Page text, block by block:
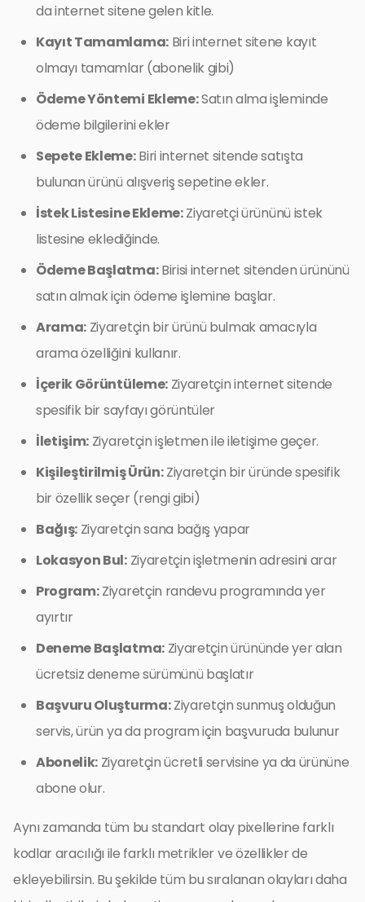
da internet sitene gelen kitle.
Kayıt Tamamlama:Biri internet sitene kayıt
olmayı tamamlar (abonelik gibi)
Ödeme Yöntemi Ekleme:Satın alma işleminde
ödeme bilgilerini ekler
Sepete Ekleme:Biri internet sitende satışta
bulunan ürünü alışveriş sepetine ekler.
İstek Listesine Ekleme:Ziyaretçi ürününü istek
listesine eklediğinde.
Ödeme Başlatma:Birisi internet sitenden ürününü
satın almak için ödeme işlemine başlar.
Arama: Ziyaretçin bir ürünü bulmak amacıyla
arama özelliğini kullanır.
İçerik Görüntüleme:Ziyaretçin internet sitende
spesifik bir sayfayı görüntüler
İletişim: Ziyaretçin işletmen ile iletişime geçer.
Kişileştirilmiş Ürün:Ziyaretçin bir üründe spesifik
bir özellik seçer (rengi gibi)
Bağış: Ziyaretçin sana bağış yapar
Lokasyon Bul:Ziyaretçin işletmenin adresini arar
Program:Ziyaretçin randevu programında yer
ayırtır
Deneme Başlatma:Ziyaretçin ürününde yer alan
ücretsiz deneme sürümünü başlatır
Başvuru Oluşturma:Ziyaretçin sunmuş olduğun
servis, ürün ya da program için başvuruda bulunur
Abonelik: Ziyaretçin ücretli servisine ya da ürününe
abone olur.
Aynı zamanda tüm bu standart olay pixellerine farklı
kodlar aracılığı ile farklı metrikler ve özellikler de
ekleyebilirsin. Bu şekilde tüm bu sıralanan olayları daha